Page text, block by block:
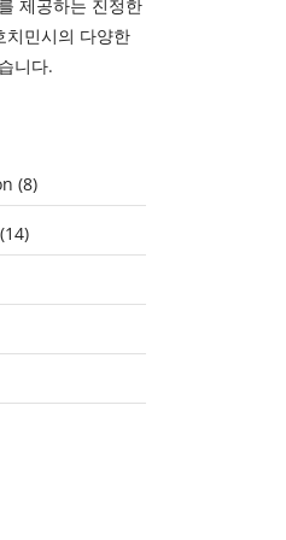
제공하는 진정한
치민시의 다양한
니다.
(8)
(14)